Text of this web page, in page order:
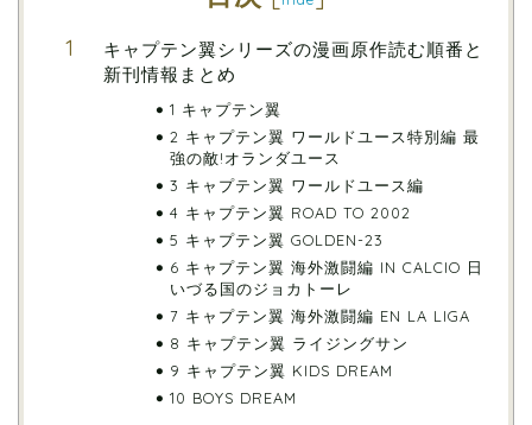
キャプテン翼シリーズの漫画原作読む順番と
新刊情報まとめ
1 キャプテン翼
2 キャプテン翼 ワールドユース特別編 最
強の敵!オランダユース
3 キャプテン翼 ワールドユース編
4 キャプテン翼 ROAD TO 2002
5 キャプテン翼 GOLDEN-23
6 キャプテン翼 海外激闘編 IN CALCIO 日
いづる国のジョカトーレ
7 キャプテン翼 海外激闘編 EN LA LIGA
8 キャプテン翼 ライジングサン
9 キャプテン翼 KIDS DREAM
10 BOYS DREAM